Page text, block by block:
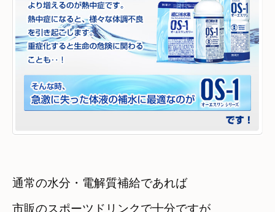
通常の水分・電解質補給であれば